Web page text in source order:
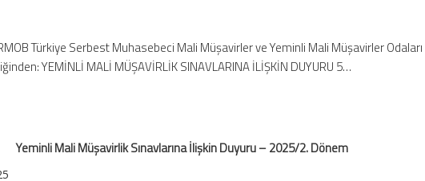
Türkiye Serbest Muhasebeci Mali Müşavirler ve Yeminli Mali Müşavirler Odaları
YEMİNLİ MALİ MÜŞAVİRLİK SINAVLARINA İLİŞKİN DUYURU 5…
Yeminli Mali Müşavirlik Sınavlarına İlişkin Duyuru – 2025/2. Dönem